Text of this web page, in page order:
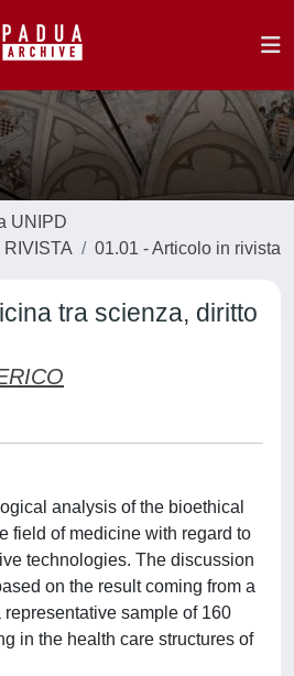
UNIPD
01.01 - Articolo in rivista
tra scienza, diritto
analysis of the bioethical
field of medicine with regard to
technologies. The discussion
on the result coming from a
sample of 160
in the health care structures of